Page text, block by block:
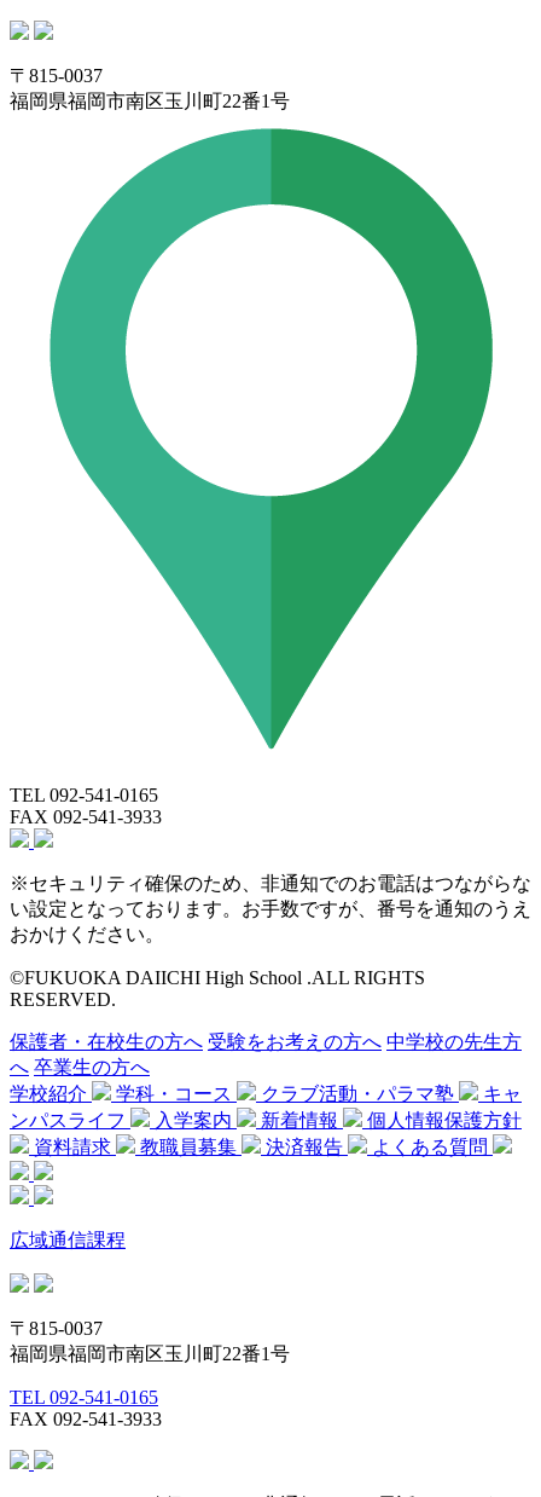
〒815-0037
福岡県福岡市南区玉川町22番1号
TEL 092-541-0165
FAX 092-541-3933
※セキュリティ確保のため、非通知でのお電話はつながらな
い設定となっております。お手数ですが、番号を通知のうえ
おかけください。
©FUKUOKA DAIICHI High School .ALL RIGHTS
RESERVED.
保護者・在校生の方へ 受験をお考えの方へ 中学校の先生方
へ 卒業生の方へ
学校紹介
学科・コース クラブ活動・パラマ塾
キャ
ンパスライフ
入学案内 新着情報
個人情報保護方針
資料請求
教職員募集 決済報告 よくある質問
広域通信課程
〒815-0037
福岡県福岡市南区玉川町22番1号
TEL 092-541-0165
FAX 092-541-3933